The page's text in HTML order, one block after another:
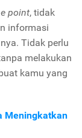
point, tidak
informasi
Tidak perlu
melakukan
kamu yang
Meningkatkan